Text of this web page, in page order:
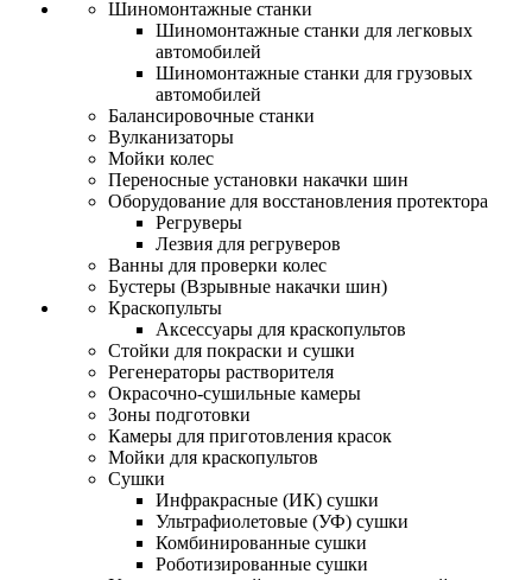
Шиномонтажные станки
Шиномонтажные станки для легковых
автомобилей
Шиномонтажные станки для грузовых
автомобилей
Балансировочные станки
Вулканизаторы
Мойки колес
Переносные установки накачки шин
Оборудование для восстановления протектора
Регруверы
Лезвия для регруверов
Ванны для проверки колес
Бустеры (Взрывные накачки шин)
Краскопульты
Аксессуары для краскопультов
Стойки для покраски и сушки
Регенераторы растворителя
Окрасочно-сушильные камеры
Зоны подготовки
Камеры для приготовления красок
Мойки для краскопультов
Сушки
Инфракрасные (ИК) сушки
Ультрафиолетовые (УФ) сушки
Комбинированные сушки
Роботизированные сушки